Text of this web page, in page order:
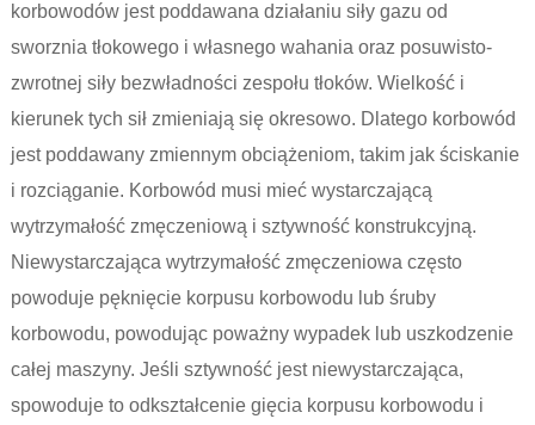
korbowodów jest poddawana działaniu siły gazu od
sworznia tłokowego i własnego wahania oraz posuwisto-
zwrotnej siły bezwładności zespołu tłoków. Wielkość i
kierunek tych sił zmieniają się okresowo. Dlatego korbowód
jest poddawany zmiennym obciążeniom, takim jak ściskanie
i rozciąganie. Korbowód musi mieć wystarczającą
wytrzymałość zmęczeniową i sztywność konstrukcyjną.
Niewystarczająca wytrzymałość zmęczeniowa często
powoduje pęknięcie korpusu korbowodu lub śruby
korbowodu, powodując poważny wypadek lub uszkodzenie
całej maszyny. Jeśli sztywność jest niewystarczająca,
spowoduje to odkształcenie gięcia korpusu korbowodu i